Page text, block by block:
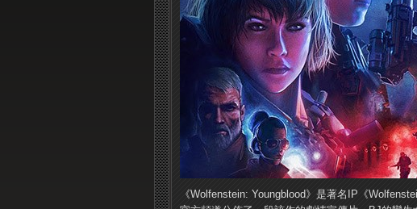
《Wolfenstein: Youngblood》是著名IP《